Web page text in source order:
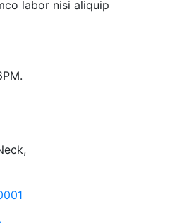
labor nisi aliquip